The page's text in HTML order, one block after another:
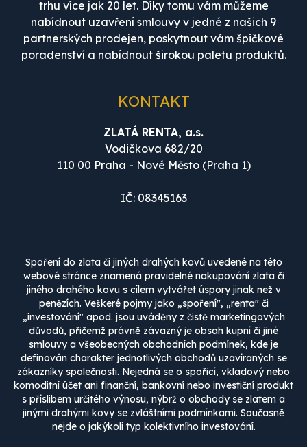
trhu více jak 20 let. Díky tomu vám můžeme
nabídnout uzavření smlouvy v jedné z našich 9
partnerských prodejen, poskytnout vám špičkové
poradenství a nabídnout širokou paletu produktů.
KONTAKT
ZLATÁ RENTA, a.s.
Vodičkova 682/20
110 00 Praha - Nové Město (Praha 1)
IČ: 08345163
Spoření do zlata či jiných drahých kovů uvedené na této
webové stránce znamená pravidelné nakupování zlata či
jiného drahého kovu s cílem vytvářet úspory jinak než v
penězích. Veškeré pojmy jako „spoření", „renta" či
„investování" apod. jsou uváděny z čistě marketingových
důvodů, přičemž právně závazný je obsah kupní či jiné
smlouvy a všeobecných obchodních podmínek, kde je
definován charakter jednotlivých obchodů uzavíraných se
zákazníky společnosti. Nejedná se o spořicí, vkladový nebo
komoditní účet ani finanční, bankovní nebo investiční produkt
s příslibem určitého výnosu, nýbrž o obchody se zlatem a
jinými drahými kovy se zvláštními podmínkami. Současně
nejde o jakýkoli typ kolektivního investování.